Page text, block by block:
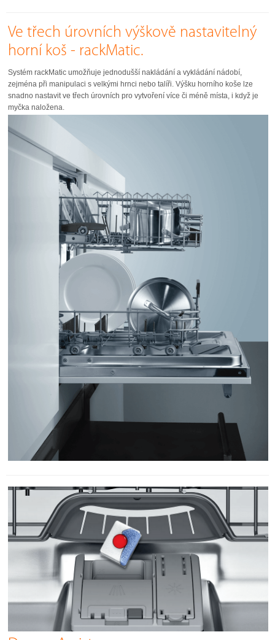
Ve třech úrovních výškově nastavitelný
horní koš - rackMatic.
Systém rackMatic umožňuje jednodušší nakládání a vykládání nádobí,
zejména při manipulaci s velkými hrnci nebo talíři. Výšku horního koše lze
snadno nastavit ve třech úrovních pro vytvoření více či méně místa, i když je
myčka naložena.